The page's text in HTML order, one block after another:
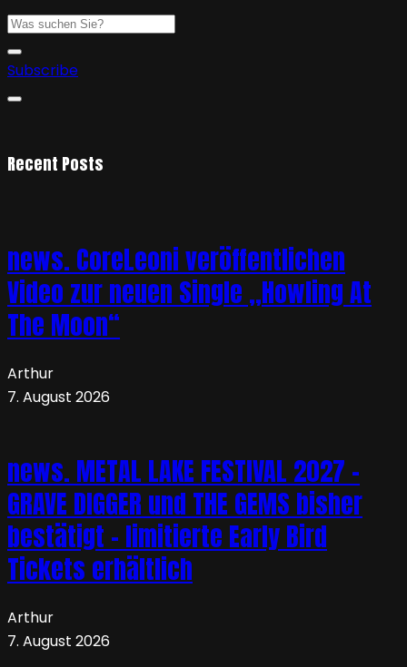
Subscribe
Recent Posts
news. CoreLeoni veröffentlichen
Video zur neuen Single „Howling At
The Moon“
Arthur
7. August 2026
news. METAL LAKE FESTIVAL 2027 –
GRAVE DIGGER und THE GEMS bisher
bestätigt – limitierte Early Bird
Tickets erhältlich
Arthur
7. August 2026